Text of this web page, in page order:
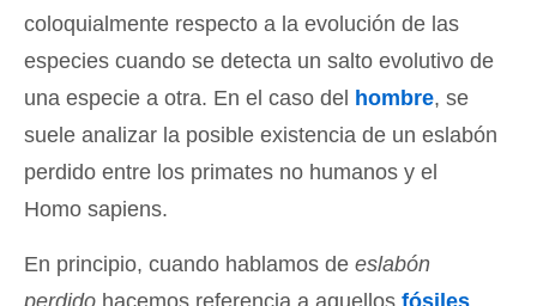
coloquialmente respecto a la evolución de las
especies cuando se detecta un salto evolutivo de
una especie a otra. En el caso del hombre, se
suele analizar la posible existencia de un eslabón
perdido entre los primates no humanos y el
Homo sapiens.
En principio, cuando hablamos de eslabón
perdido hacemos referencia a aquellos fósiles